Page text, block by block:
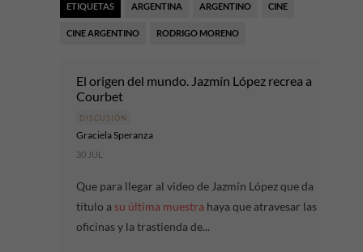
ETIQUETAS ARGENTINA ARGENTINO CINE
CINE ARGENTINO RODRIGO MORENO
El origen del mundo. Jazmín López recrea a
Courbet
DISCUSIÓN
Graciela Speranza
30 JUL
Que para llegar al video de Jazmín López que da
título a su última muestra haya que atravesar las
oficinas y la trastienda de...